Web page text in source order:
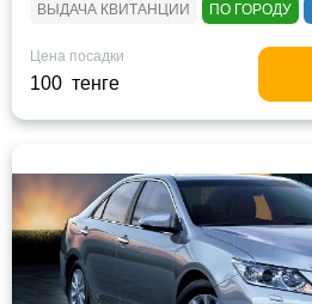
ВЫДАЧА КВИТАНЦИИ ПО ГОРОДУ
Цена посадки
100 тенге